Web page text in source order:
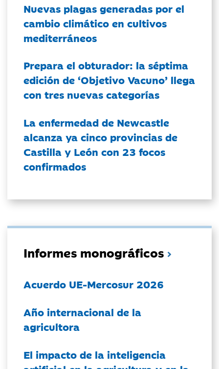
Nuevas plagas generadas por el
cambio climático en cultivos
mediterráneos
Prepara el obturador: la séptima
edición de ‘Objetivo Vacuno’ llega
con tres nuevas categorías
La enfermedad de Newcastle
alcanza ya cinco provincias de
Castilla y León con 23 focos
confirmados
Informes monográficos
Acuerdo UE-Mercosur 2026
Año internacional de la
agricultora
El impacto de la inteligencia